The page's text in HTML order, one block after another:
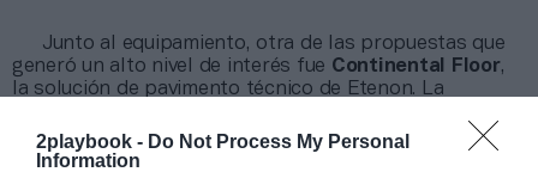
2playbook - Do Not Process My Personal
Information
Junto al equipamiento, otra de las propuestas que
generó un alto nivel de interés fue Continental Floor,
la solución de pavimento técnico de Etenon. La
gimnasio sin comprometer la seguridad ni la durabilidad
fue especialmente valorada por los asistentes, así